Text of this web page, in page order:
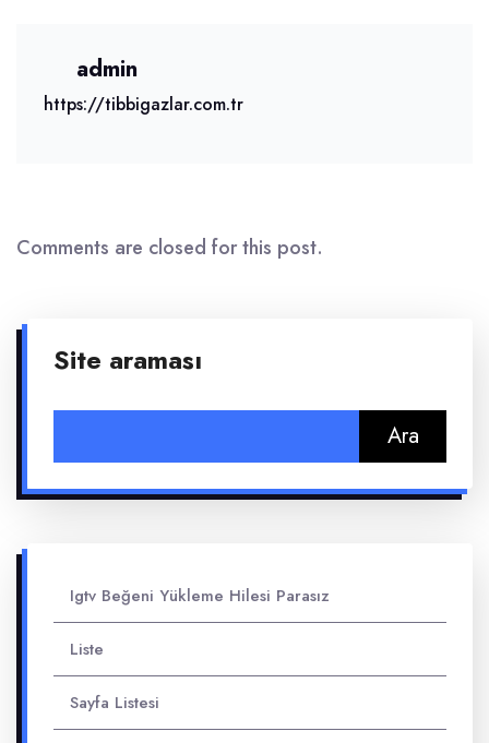
admin
https://tibbigazlar.com.tr
Comments are closed for this post.
Site araması
Igtv Beğeni Yükleme Hilesi Parasız
Liste
Sayfa Listesi